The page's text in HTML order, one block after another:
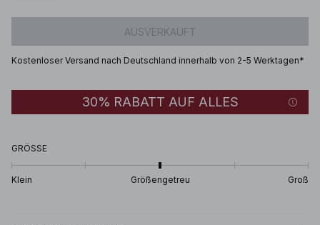
AUSVERKAUFT
Kostenloser Versand nach Deutschland innerhalb von 2-5 Werktagen*
30% RABATT AUF ALLES
GRÖSSE
Klein Größengetreu Groß